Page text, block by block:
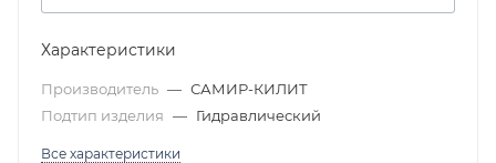
Характеристики
Производитель — САМИР-КИЛИТ
Подтип изделия — Гидравлический
Все характеристики